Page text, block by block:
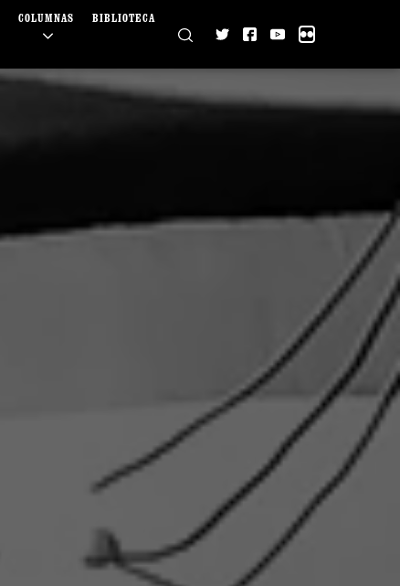
COLUMNAS BIBLIOTECA